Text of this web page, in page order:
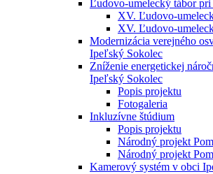
Ľudovo-umelecký tábor
XV. Ľudovo-
XV. Ľudovo-
Modernizácia verejného
Ipeľský Sokolec
Zníženie energetickej
Ipeľský Sokolec
Popis projektu
Fotogaleria
Inkluzívne štúdium
Popis projektu
Národný projekt
Národný projekt
Kamerový systém v obci